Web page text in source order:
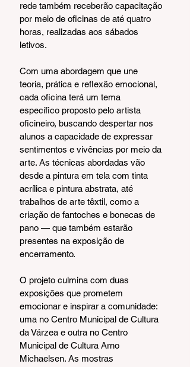
rede também receberão capacitação
por meio de oficinas de até quatro
horas, realizadas aos sábados
letivos.
Com uma abordagem que une
teoria, prática e reflexão emocional,
cada oficina terá um tema
específico proposto pelo artista
oficineiro, buscando despertar nos
alunos a capacidade de expressar
sentimentos e vivências por meio da
arte. As técnicas abordadas vão
desde a pintura em tela com tinta
acrílica e pintura abstrata, até
trabalhos de arte têxtil, como a
criação de fantoches e bonecas de
pano — que também estarão
presentes na exposição de
encerramento.
O projeto culmina com duas
exposições que prometem
emocionar e inspirar a comunidade:
uma no Centro Municipal de Cultura
da Várzea e outra no Centro
Municipal de Cultura Arno
Michaelsen. As mostras